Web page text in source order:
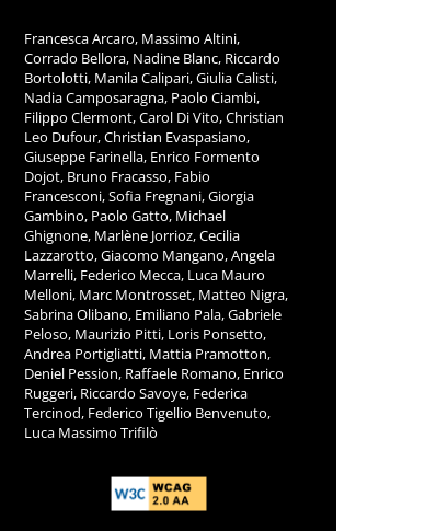
Francesca Arcaro, Massimo Altini,
Corrado Bellora, Nadine Blanc, Riccardo
Bortolotti, Manila Calipari, Giulia Calisti,
Nadia Camposaragna, Paolo Ciambi,
Filippo Clermont, Carol Di Vito, Christian
Leo Dufour, Christian Evaspasiano,
Giuseppe Farinella, Enrico Formento
Dojot, Bruno Fracasso, Fabio
Francesconi, Sofia Fregnani, Giorgia
Gambino, Paolo Gatto, Michael
Ghignone, Marlène Jorrioz, Cecilia
Lazzarotto, Giacomo Mangano, Angela
Marrelli, Federico Mecca, Luca Mauro
Melloni, Marc Montrosset, Matteo Nigra,
Sabrina Olibano, Emiliano Pala, Gabriele
Peloso, Maurizio Pitti, Loris Ponsetto,
Andrea Portigliatti, Mattia Pramotton,
Deniel Pession, Raffaele Romano, Enrico
Ruggeri, Riccardo Savoye, Federica
Tercinod, Federico Tigellio Benvenuto,
Luca Massimo Trifilò